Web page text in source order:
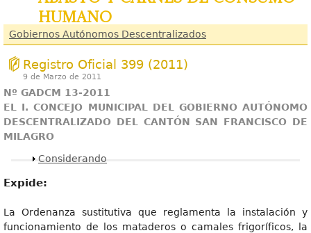
humano
Gobiernos Autónomos Descentralizados
Registro Oficial 399 (2011)
9 de Marzo de 2011
Nº GADCM 13-2011
EL I. CONCEJO MUNICIPAL DEL GOBIERNO AUTÓNOMO
DESCENTRALIZADO DEL CANTÓN SAN FRANCISCO DE
MILAGRO
Mostrar
Considerando
Expide:
La Ordenanza sustitutiva que reglamenta la instalación y
funcionamiento de los mataderos o camales frigoríficos, la